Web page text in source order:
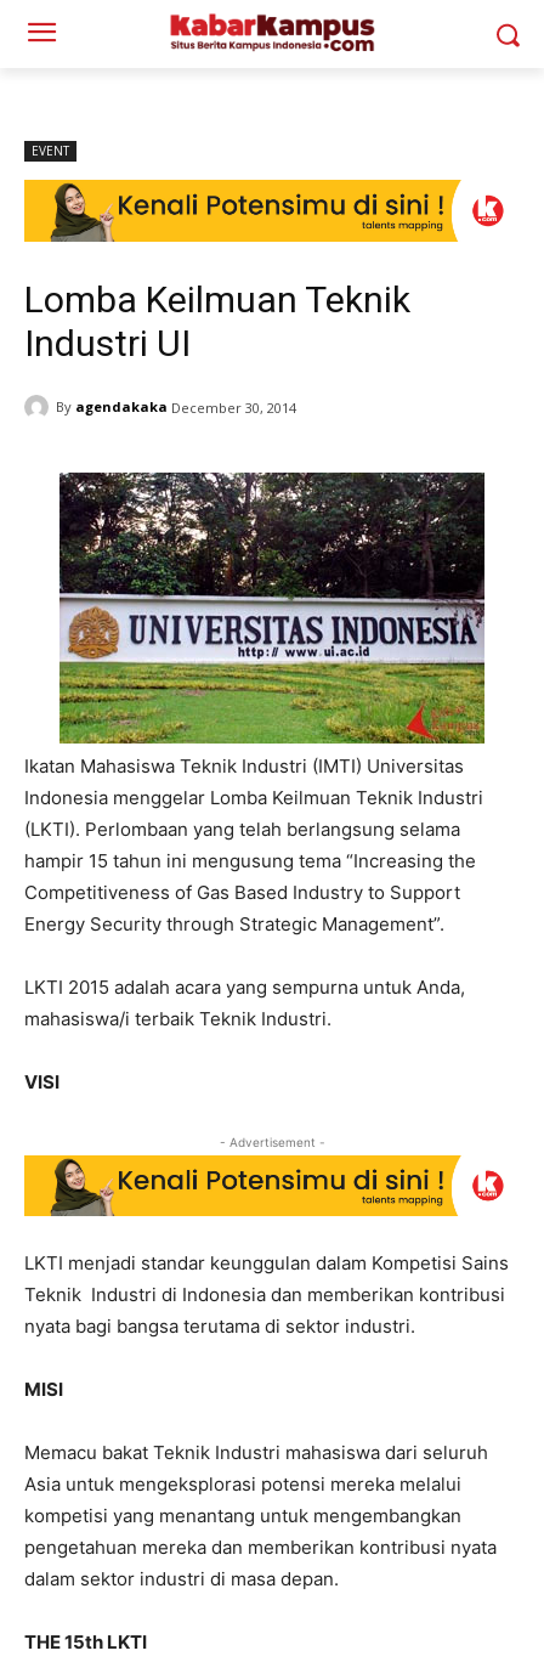
EVENT
Lomba Keilmuan Teknik
Industri UI
By agendakaka December 30, 2014
Ikatan Mahasiswa Teknik Industri (IMTI) Universitas
Indonesia menggelar Lomba Keilmuan Teknik Industri
(LKTI). Perlombaan yang telah berlangsung selama
hampir 15 tahun ini mengusung tema “Increasing the
Competitiveness of Gas Based Industry to Support
Energy Security through Strategic Management”.
LKTI 2015 adalah acara yang sempurna untuk Anda,
mahasiswa/i terbaik Teknik Industri.
VISI
- Advertisement -
LKTI menjadi standar keunggulan dalam Kompetisi Sains
Teknik Industri di Indonesia dan memberikan kontribusi
nyata bagi bangsa terutama di sektor industri.
MISI
Memacu bakat Teknik Industri mahasiswa dari seluruh
Asia untuk mengeksplorasi potensi mereka melalui
kompetisi yang menantang untuk mengembangkan
pengetahuan mereka dan memberikan kontribusi nyata
dalam sektor industri di masa depan.
THE 15th LKTI